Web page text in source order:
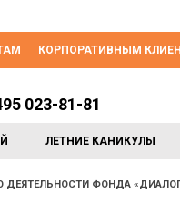
КОРПОРАТИВНЫМ
ЛЕТНИЕ КАНИКУЛЫ
023-81-81
ДЕЯТЕЛЬНОСТИ ФОНДА